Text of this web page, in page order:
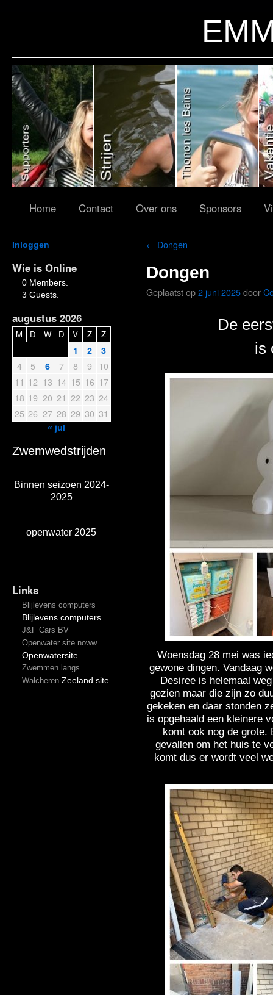
Home Contact Over ons Sponsors
Inloggen
Wie is Online
0 Members.
3 Guests.
augustus 2026
M D W D V Z Z
1 2 3
4 5 6 7 8 9
10
11 12 13 14 15 16 17
18 19 20 21 22 23 24
25 26 27 28 29 30 31
« jul
Zwemwedstrijden
Binnen seizoen 2024-
2025
openwater 2025
Links
Blijlevens computers
Blijlevens computers
J&F Cars BV
Openwater site noww
Openwatersite
Zwemmen langs
WalcherenZeeland site
← Dongen
Dongen
Geplaatst op2 juni 2025door
De
is
Woensdag 28 mei was
gewone dingen. Vandaag
Desiree is helemaal
gezien maar die zijn zo
gekeken en daar stonden
is opgehaald een kleinere
komt ook nog de grote.
gevallen om het huis te
komt dus er wordt veel